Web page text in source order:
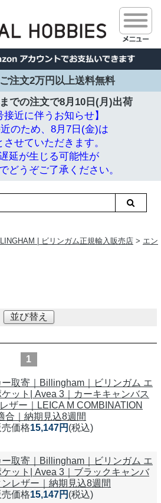
注文2万円以上送料無料
での注文で8月10日(月)出荷
接近に伴うお知らせ】
のため、8月7日(金)は
せていただきます。
延が生じる可能性が
どうぞご了承ください。
| ビリンガム正規輸入販売店 > エン
並び替え
1
ー取寄｜Billingham｜ビリンガム エ
ケット| Avea 3｜カーキキャンバス
ザー｜LEICA M COMBINATION
合｜納期見込8週間
価格15,147円 (税込)
ー取寄｜Billingham｜ビリンガム エ
ケット| Avea 3｜ブラックキャンバ
ンレザー｜納期見込8週間
価格15,147円 (税込)